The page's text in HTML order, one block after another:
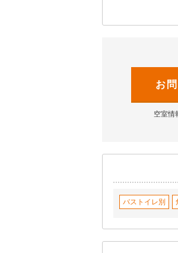
お
空室情
バストイレ別